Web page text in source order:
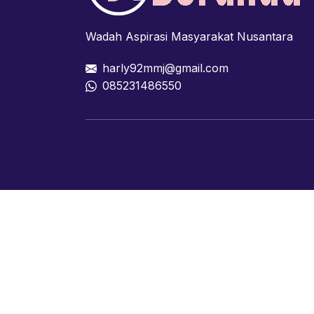
Wadah Aspirasi Masyarakat Nusantara
harly92mmj@gmail.com
085231486550